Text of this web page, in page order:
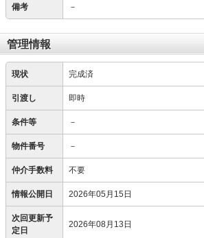
備考 －
管理情報
現状 完成済
引渡し 即時
条件等 －
物件番号 －
仲介手数料 不要
情報公開日 2026年05月15日
次回更新予
定日
2026年08月13日